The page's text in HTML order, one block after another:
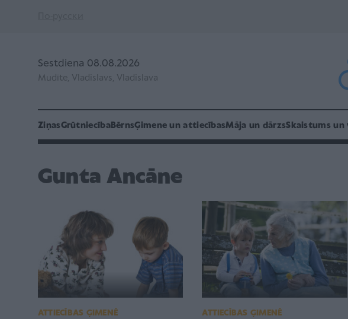
Sestdiena 08.08.2026
Mudīte, Vladislavs, Vladislava
ZiņasGrūtniecībaBērnsĢimene un attiecībasMāja un dārzsSkaistums un
Gunta Ancāne
ATTIECĪBAS ĢIMENĒ ATTIECĪBAS ĢIMENĒ